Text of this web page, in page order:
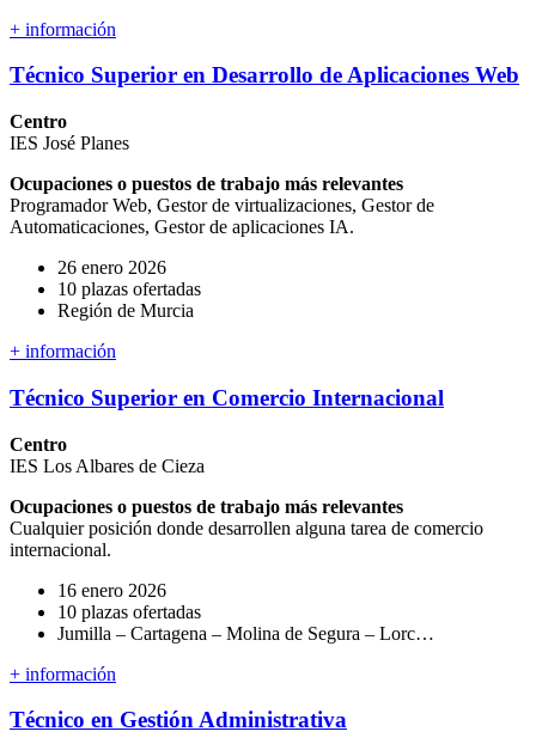
+ información
Técnico Superior en Desarrollo de Aplicaciones Web
Centro
IES José Planes
Ocupaciones o puestos de trabajo más relevantes
Programador Web, Gestor de virtualizaciones, Gestor de
Automaticaciones, Gestor de aplicaciones IA.
26 enero 2026
10 plazas ofertadas
Región de Murcia
+ información
Técnico Superior en Comercio Internacional
Centro
IES Los Albares de Cieza
Ocupaciones o puestos de trabajo más relevantes
Cualquier posición donde desarrollen alguna tarea de comercio
internacional.
16 enero 2026
10 plazas ofertadas
Jumilla – Cartagena – Molina de Segura – Lorc…
+ información
Técnico en Gestión Administrativa